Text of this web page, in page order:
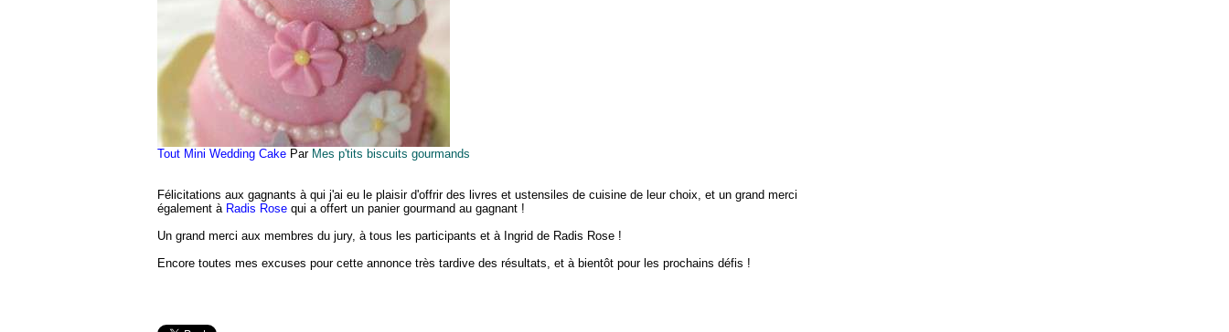
Tout Mini Wedding Cake Par Mes p'tits biscuits gourmands
Félicitations aux gagnants à qui j'ai eu le plaisir d'offrir des livres et ustensiles de cuisine de leur choix, et un grand merci
également à Radis Rose qui a offert un panier gourmand au gagnant !
Un grand merci aux membres du jury, à tous les participants et à Ingrid de Radis Rose !
Encore toutes mes excuses pour cette annonce très tardive des résultats, et à bientôt pour les prochains défis !